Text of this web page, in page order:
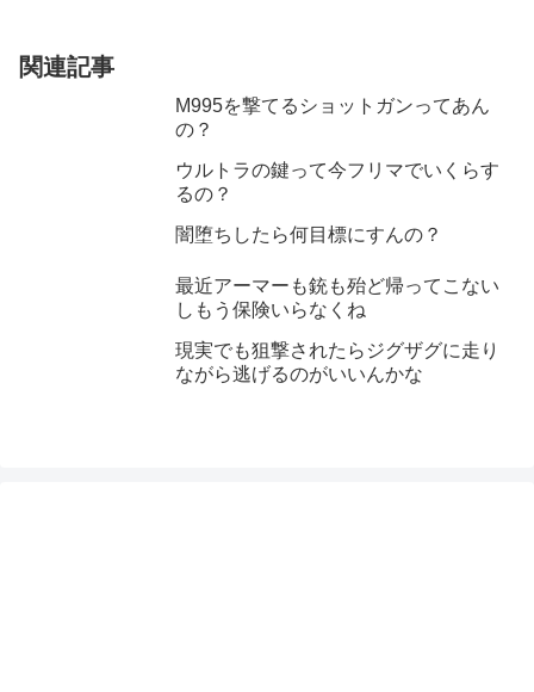
関連記事
M995を撃てるショットガンってあん
の？
ウルトラの鍵って今フリマでいくらす
るの？
闇堕ちしたら何目標にすんの？
最近アーマーも銃も殆ど帰ってこない
しもう保険いらなくね
現実でも狙撃されたらジグザグに走り
ながら逃げるのがいいんかな